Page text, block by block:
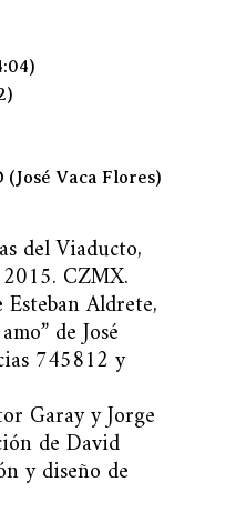
(José Vaca Flores)
del Viaducto,
CZMX.
Aldrete,
de José
745812 y
Garay y Jorge
de David
y diseño de